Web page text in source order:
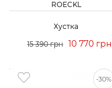
ROECKL
Хустка
15 390 грн 10 770 грн
-30%